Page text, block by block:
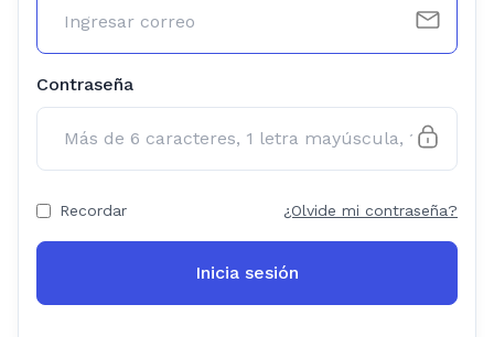
Contraseña
Recordar ¿Olvide mi contraseña?